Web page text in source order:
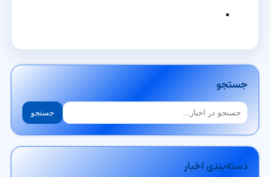
جستجو
جستجو جستجو
دسته‌بندی اخبار